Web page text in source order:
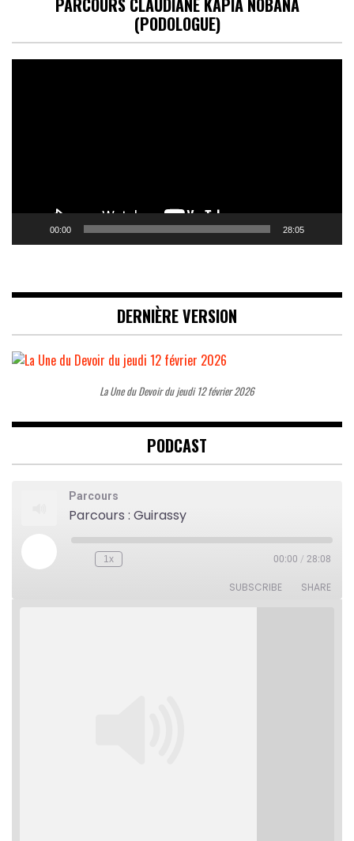
(PODOLOGUE)
00:00 28:05
DERNIÈRE VERSION
La Une du Devoir du jeudi 12 février 2026
PODCAST
Parcours
Parcours : Guirassy
Play
Episode
Rewind
1x 00:00 / 28:08
SUBSCRIBE SHARE